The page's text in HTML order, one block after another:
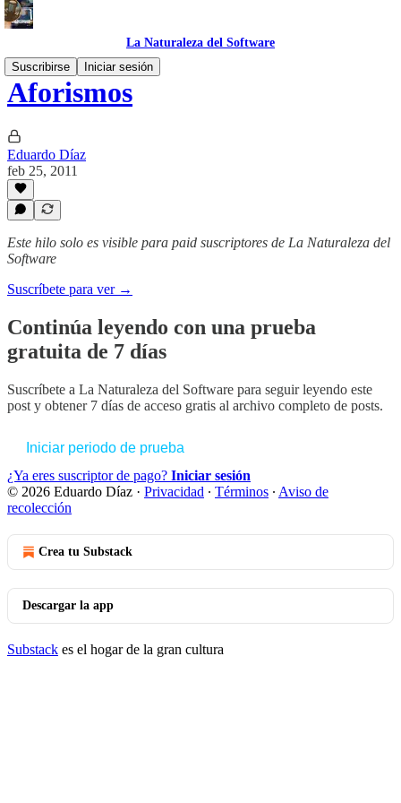
La Naturaleza del Software
Suscribirse
Iniciar sesión
Aforismos
Eduardo Díaz
feb 25, 2011
Este hilo solo es visible para paid suscriptores de La Naturaleza del
Software
Suscríbete para ver →
Continúa leyendo con una prueba
gratuita de 7 días
Suscríbete a La Naturaleza del Software para seguir leyendo este
post y obtener 7 días de acceso gratis al archivo completo de posts.
Iniciar periodo de prueba
¿Ya eres suscriptor de pago? Iniciar sesión
© 2026 Eduardo Díaz · Privacidad ∙ Términos ∙ Aviso de
recolección
Crea tu Substack
Descargar la app
Substack es el hogar de la gran cultura